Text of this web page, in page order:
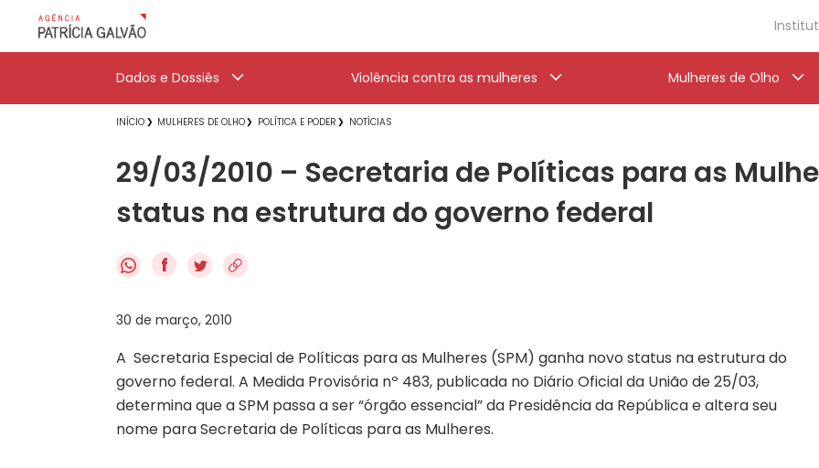
Dados e Dossiês Violência contra as mulheres Mulheres de Olho
INÍCIO MULHERES DE OLHO POLÍTICA E PODER NOTÍCIAS
29/03/2010 – Secretaria de Políticas para as
status na estrutura do governo federal
f
30 de março, 2010
A Secretaria Especial de Políticas para as Mulheres (SPM) ganha novo status na estrutura do
governo federal. A Medida Provisória nº 483, publicada no Diário Oficial da União de 25/03,
determina que a SPM passa a ser “órgão essencial” da Presidência da República e altera seu
nome para Secretaria de Políticas para as Mulheres.